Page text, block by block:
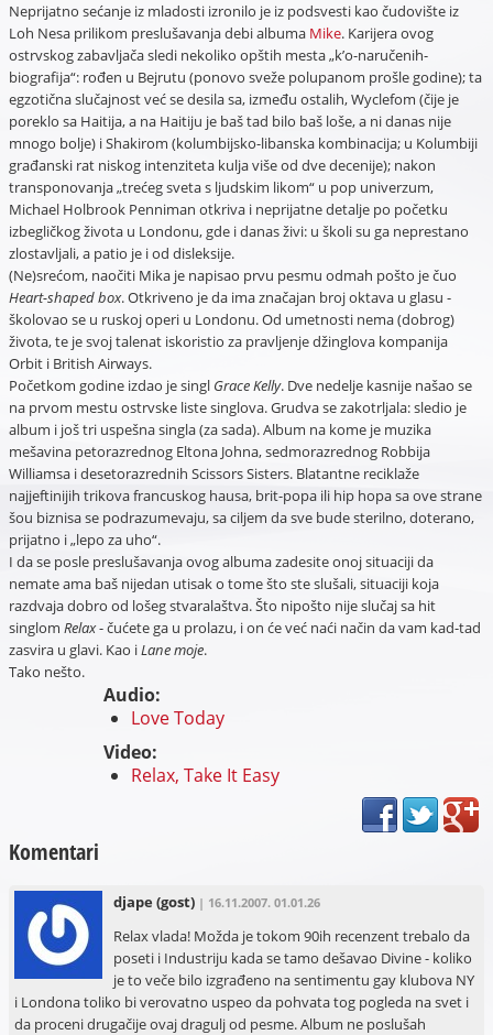
Neprijatno sećanje iz mladosti izronilo je iz podsvesti kao čudovište iz
Loh Nesa prilikom preslušavanja debi albuma Mike. Karijera ovog
ostrvskog zabavljača sledi nekoliko opštih mesta „k’o-naručenih-
biografija“: rođen u Bejrutu (ponovo sveže polupanom prošle godine); ta
egzotična slučajnost već se desila sa, između ostalih, Wyclefom (čije je
poreklo sa Haitija, a na Haitiju je baš tad bilo baš loše, a ni danas nije
mnogo bolje) i Shakirom (kolumbijsko-libanska kombinacija; u Kolumbiji
građanski rat niskog intenziteta kulja više od dve decenije); nakon
transponovanja „trećeg sveta s ljudskim likom“ u pop univerzum,
Michael Holbrook Penniman otkriva i neprijatne detalje po početku
izbegličkog života u Londonu, gde i danas živi: u školi su ga neprestano
zlostavljali, a patio je i od disleksije.
(Ne)srećom, naočiti Mika je napisao prvu pesmu odmah pošto je čuo
Heart-shaped box. Otkriveno je da ima značajan broj oktava u glasu -
školovao se u ruskoj operi u Londonu. Od umetnosti nema (dobrog)
života, te je svoj talenat iskoristio za pravljenje džinglova kompanija
Orbit i British Airways.
Početkom godine izdao je singl Grace Kelly. Dve nedelje kasnije našao se
na prvom mestu ostrvske liste singlova. Grudva se zakotrljala: sledio je
album i još tri uspešna singla (za sada). Album na kome je muzika
mešavina petorazrednog Eltona Johna, sedmorazrednog Robbija
Williamsa i desetorazrednih Scissors Sisters. Blatantne reciklaže
najjeftinijih trikova francuskog hausa, brit-popa ili hip hopa sa ove strane
šou biznisa se podrazumevaju, sa ciljem da sve bude sterilno, doterano,
prijatno i „lepo za uho“.
I da se posle preslušavanja ovog albuma zadesite onoj situaciji da
nemate ama baš nijedan utisak o tome što ste slušali, situaciji koja
razdvaja dobro od lošeg stvaralaštva. Što nipošto nije slučaj sa hit
singlom Relax- čućete ga u prolazu, i on će već naći način da vam kad-tad
zasvira u glavi. Kao iLane moje.
Tako nešto.
Audio:
Love Today
Video:
Relax, Take It Easy
Komentari
djape (gost) | 16.11.2007. 01.01.26
Relax vlada! Možda je tokom 90ih recenzent trebalo da
poseti i Industriju kada se tamo dešavao Divine - koliko
je to veče bilo izgrađeno na sentimentu gay klubova NY
i Londona toliko bi verovatno uspeo da pohvata tog pogleda na svet i
da proceni drugačije ovaj dragulj od pesme. Album ne poslušah